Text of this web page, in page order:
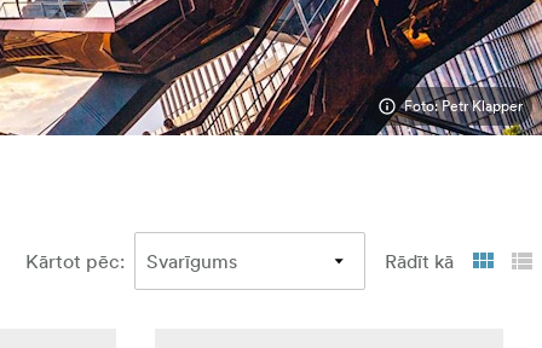
Foto: Petr Klapper
Kārtot pēc: Rādīt kā